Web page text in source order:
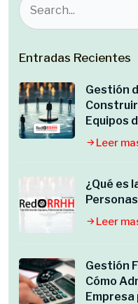
Entradas Recientes
Gestión
Equipos
Leer
¿Qué es
Leer
Gestión
Cómo
Empresa